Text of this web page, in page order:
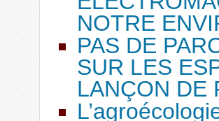
NOTRE
PAS DE
SUR LES
LANÇON DE